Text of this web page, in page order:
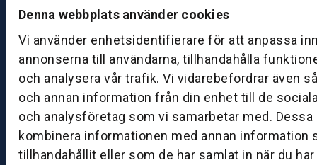
Denna webbplats använder cookies
Vi använder enhetsidentifierare för att anpassa
annonserna till användarna, tillhandahålla
och analysera vår trafik. Vi vidarebefordrar även
och annan information från din enhet till de
och analysföretag som vi samarbetar med. Dessa
kombinera informationen med annan information
tillhandahållit eller som de har samlat in när du
0
B
ut
ik
S
k
ö